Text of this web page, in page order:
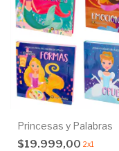
Princesas y Palabras
$19.999,00 2x1